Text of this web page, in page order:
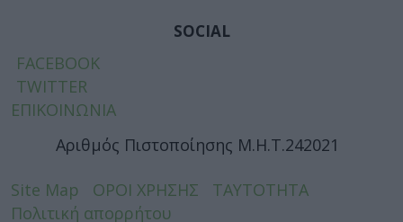
SOCIAL
FACEBOOK
TWITTER
ΕΠΙΚΟΙΝΩΝΙΑ
Αριθμός Πιστοποίησης Μ.Η.Τ.242021
Site Map ΟΡΟΙ ΧΡΗΣΗΣ
ΤΑΥΤΟΤΗΤΑ
Πολιτική απορρήτου